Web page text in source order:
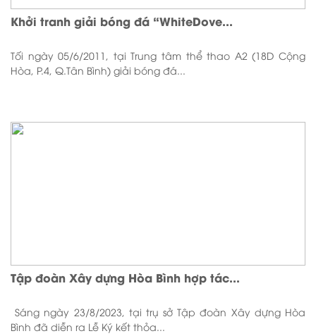
Khởi tranh giải bóng đá “WhiteDove...
Tối ngày 05/6/2011, tại Trung tâm thể thao A2 (18D Cộng
Hòa, P.4, Q.Tân Bình) giải bóng đá...
Tập đoàn Xây dựng Hòa Bình hợp tác...
Sáng ngày 23/8/2023, tại trụ sở Tập đoàn Xây dựng Hòa
Bình đã diễn ra Lễ Ký kết thỏa...